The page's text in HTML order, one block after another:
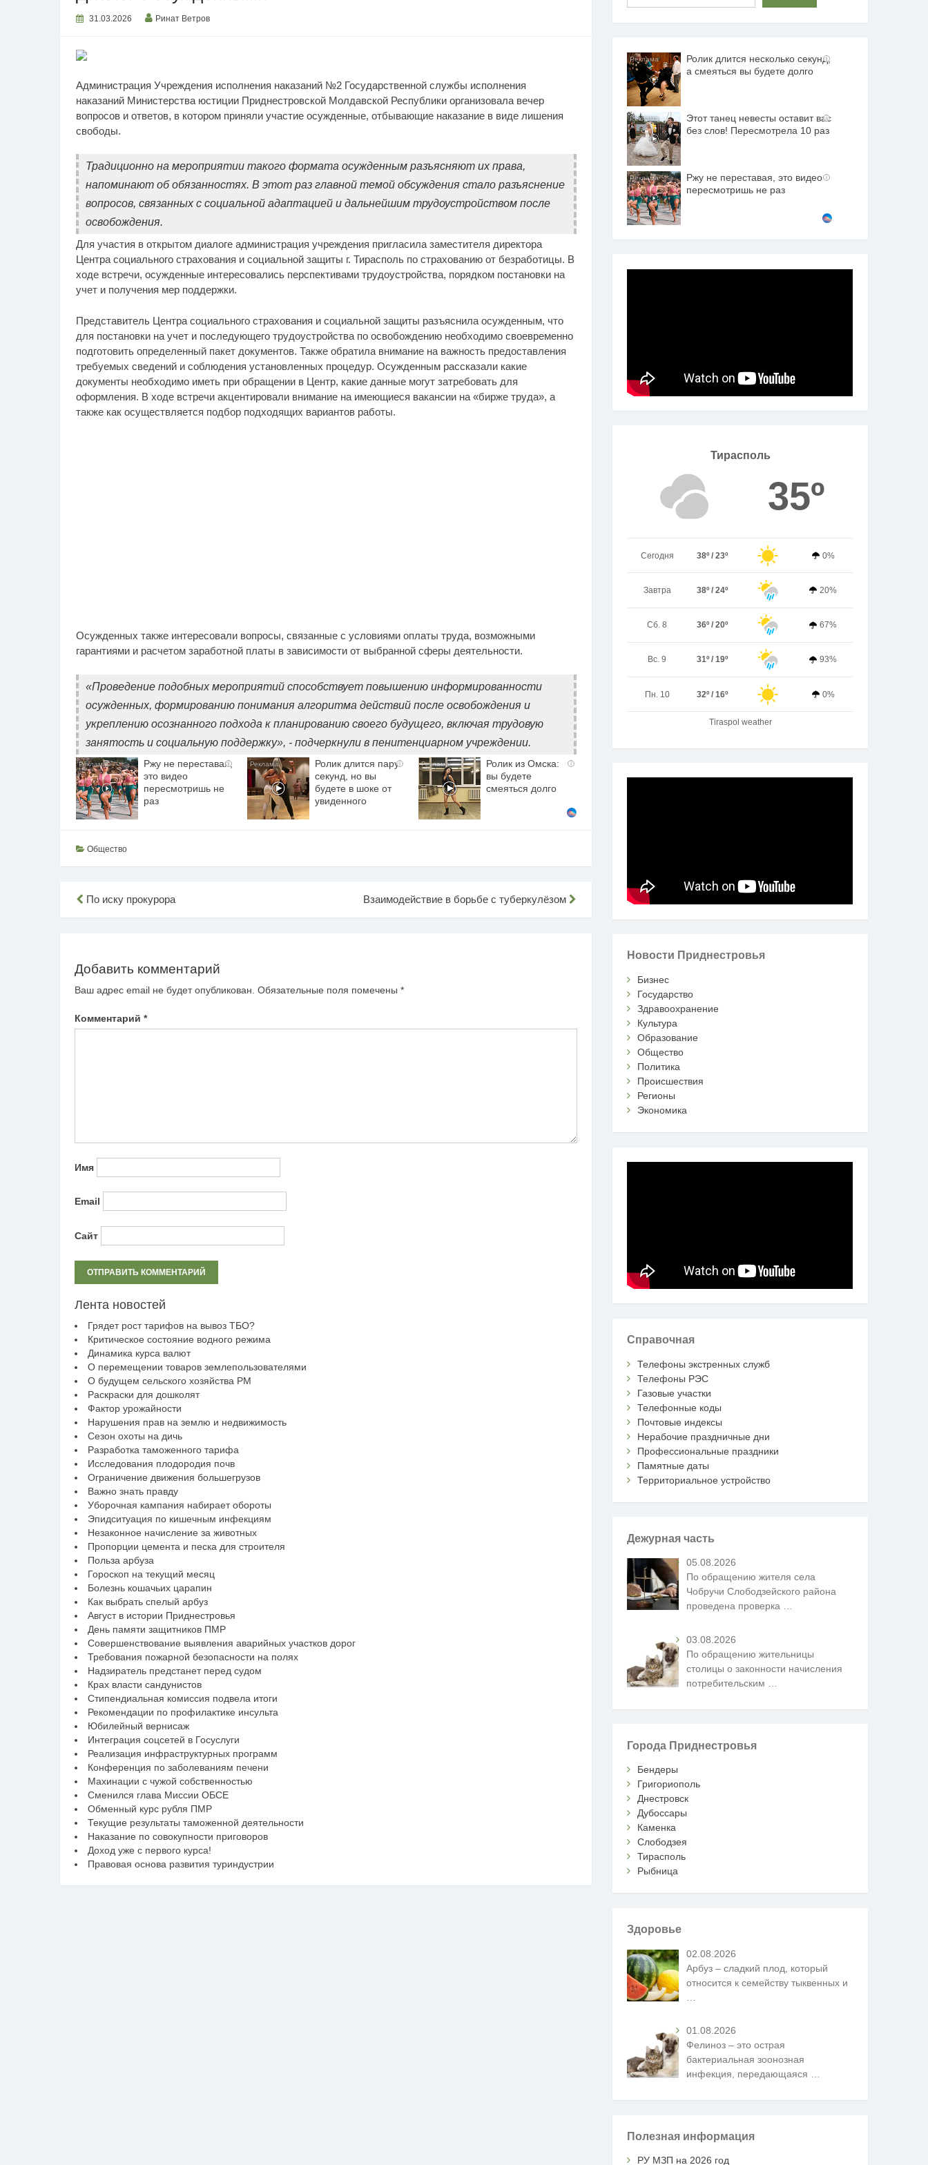
31.03.2026 Ринат Ветров
Администрация Учреждения исполнения наказаний №2 Государственной службы исполнения
наказаний Министерства юстиции Приднестровской Молдавской Республики организовала вечер
вопросов и ответов, в котором приняли участие осужденные, отбывающие наказание в виде лишения
свободы.
Традиционно на мероприятии такого формата осужденным разъясняют их права,
напоминают об обязанностях. В этот раз главной темой обсуждения стало разъяснение
вопросов, связанных с социальной адаптацией и дальнейшим трудоустройством после
освобождения.
Для участия в открытом диалоге администрация учреждения пригласила заместителя директора
Центра социального страхования и социальной защиты г. Тирасполь по страхованию от безработицы. В
ходе встречи, осужденные интересовались перспективами трудоустройства, порядком постановки на
учет и получения мер поддержки.
Представитель Центра социального страхования и социальной защиты разъяснила осужденным, что
для постановки на учет и последующего трудоустройства по освобождению необходимо своевременно
подготовить определенный пакет документов. Также обратила внимание на важность предоставления
требуемых сведений и соблюдения установленных процедур. Осужденным рассказали какие
документы необходимо иметь при обращении в Центр, какие данные могут затребовать для
оформления. В ходе встречи акцентировали внимание на имеющиеся вакансии на «бирже труда», а
также как осуществляется подбор подходящих вариантов работы.
Осужденных также интересовали вопросы, связанные с условиями оплаты труда, возможными
гарантиями и расчетом заработной платы в зависимости от выбранной сферы деятельности.
«Проведение подобных мероприятий способствует повышению информированности
осужденных, формированию понимания алгоритма действий после освобождения и
укреплению осознанного подхода к планированию своего будущего, включая трудовую
занятость и социальную поддержку», - подчеркнули в пенитенциарном учреждении.
i
Ржу не переставая,
это видео
пересмотришь не
раз
i
Ролик длится пару
секунд, но вы
будете в шоке от
увиденного
i
Ролик из Омска:
вы будете
смеяться долго
Общество
Навигация
По иску прокурора Взаимодействие в борьбе с туберкулёзом
Добавить комментарий
Ваш адрес email не будет опубликован. Обязательные поля помечены *
Комментарий *
Имя
Email
Сайт
Лента новостей
Грядет рост тарифов на вывоз ТБО?
Критическое состояние водного режима
Динамика курса валют
О перемещении товаров землепользователями
О будущем сельского хозяйства РМ
Раскраски для дошколят
Фактор урожайности
Нарушения прав на землю и недвижимость
Сезон охоты на дичь
Разработка таможенного тарифа
Исследования плодородия почв
Ограничение движения большегрузов
Важно знать правду
Уборочная кампания набирает обороты
Эпидситуация по кишечным инфекциям
Незаконное начисление за животных
Пропорции цемента и песка для строителя
Польза арбуза
Гороскоп на текущий месяц
Болезнь кошачьих царапин
Как выбрать спелый арбуз
Август в истории Приднестровья
День памяти защитников ПМР
Совершенствование выявления аварийных участков дорог
Требования пожарной безопасности на полях
Надзиратель предстанет перед судом
Крах власти сандунистов
Стипендиальная комиссия подвела итоги
Рекомендации по профилактике инсульта
Юбилейный вернисаж
Интеграция соцсетей в Госуслуги
Реализация инфраструктурных программ
Конференция по заболеваниям печени
Махинации с чужой собственностью
Сменился глава Миссии ОБСЕ
Обменный курс рубля ПМР
Текущие результаты таможенной деятельности
Наказание по совокупности приговоров
Доход уже с первого курса!
Правовая основа развития туриндустрии
i
Ролик длится несколько секунд,
а смеяться вы будете долго
i
Этот танец невесты оставит вас
без слов! Пересмотрела 10 раз
i
Ржу не переставая, это видео
пересмотришь не раз
Тирасполь
35º
Сегодня 38º / 23º 0%
Завтра 38º / 24º 20%
Сб. 8 36º / 20º 67%
Вс. 9 31º / 19º 93%
Пн. 10 32º / 16º 0%
Tiraspol weather
Новости Приднестровья
Бизнес
Государство
Здравоохранение
Культура
Образование
Общество
Политика
Происшествия
Регионы
Экономика
Справочная
Телефоны экстренных служб
Телефоны РЭС
Газовые участки
Телефонные коды
Почтовые индексы
Нерабочие праздничные дни
Профессиональные праздники
Памятные даты
Территориальное устройство
Дежурная часть
05.08.2026
По обращению жителя села
Чобручи Слободзейского района
проведена проверка …
03.08.2026
По обращению жительницы
столицы о законности начисления
потребительским
Города Приднестровья
Бендеры
Григориополь
Днестровск
Дубоссары
Каменка
Слободзея
Тирасполь
Рыбница
Здоровье
02.08.2026
Арбуз – сладкий плод, который
относится к семейству тыквенных и
01.08.2026
Фелиноз – это острая
бактериальная зоонозная
инфекция, передающаяся
Полезная информация
РУ МЗП на 2026 год